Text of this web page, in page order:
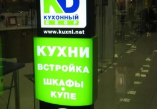
ИНТЕРЬЕРНЫЕ СТЕЛЫ
Подробней